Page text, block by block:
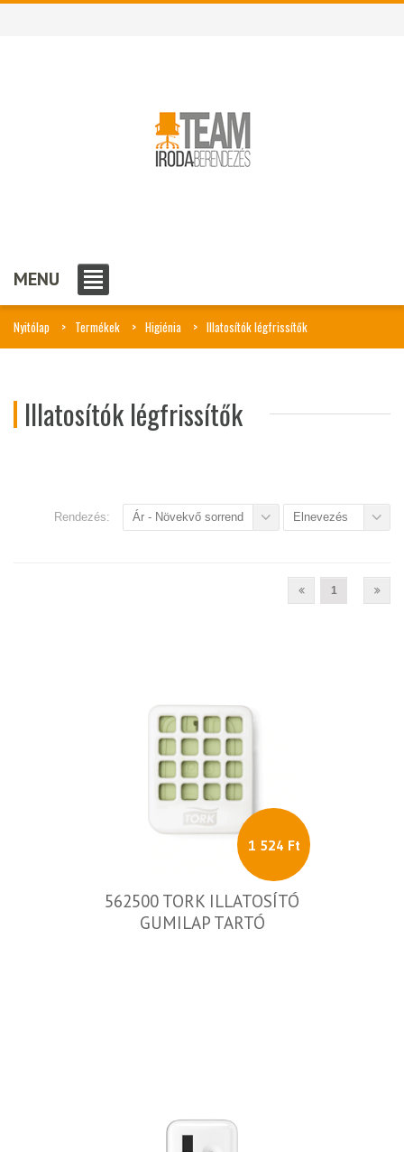
MENU
Nyitólap Termékek Higiénia Illatosítók légfrissítők
Illatosítók légfrissítők
Rendezés: Ár - Növekvő sorrend Elnevezés
1
1 524 Ft
562500 TORK ILLATOSÍTÓ
GUMILAP TARTÓ